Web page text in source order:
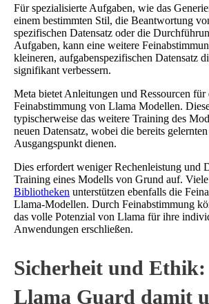
Für spezialisierte Aufgaben, wie das
einem bestimmten Stil, die Beantwortung
spezifischen Datensatz oder die
Aufgaben, kann eine weitere
kleineren, aufgabenspezifischen Datensatz
signifikant verbessern.
Meta bietet Anleitungen und Ressourcen für
Feinabstimmung von Llama Modellen.
typischerweise das weitere Training des
neuen Datensatz, wobei die bereits
Ausgangspunkt dienen.
Dies erfordert weniger Rechenleistung und
Training eines Modells von Grund auf. Viele
Bibliotheken unterstützen ebenfalls die
Llama-Modellen. Durch Feinabstimmung
das volle Potenzial von Llama für ihre
Anwendungen erschließen.
Sicherheit und Ethik:
Llama Guard damit